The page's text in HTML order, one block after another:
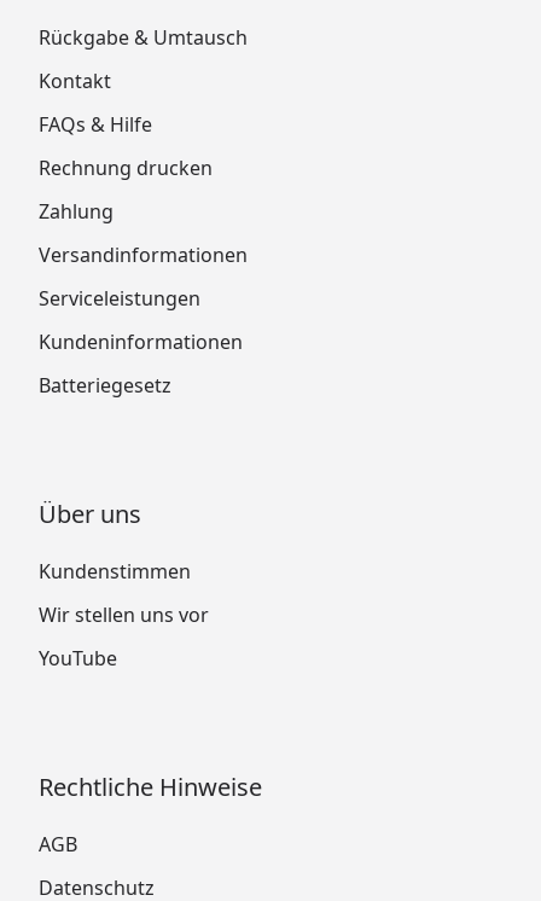
Rückgabe & Umtausch
Kontakt
FAQs & Hilfe
Rechnung drucken
Zahlung
Versandinformationen
Serviceleistungen
Kundeninformationen
Batteriegesetz
Über uns
Kundenstimmen
Wir stellen uns vor
YouTube
Rechtliche Hinweise
AGB
Datenschutz